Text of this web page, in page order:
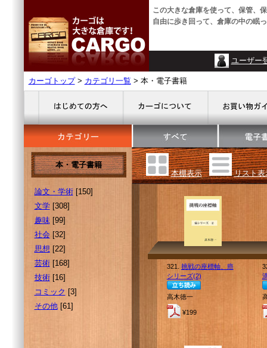
この大きな倉庫を使って、保管、
自由に歩き回って、倉庫の中の眠
ユーザー
カーゴトップ> カテゴリ一覧 > 本・電子書籍
本・電子書籍
論文・学術[150]
文学[308]
趣味[99]
社会[32]
思想 [22]
芸術[168]
技術[16]
コミック [3]
その他[61]
本棚表示 リスト表
321. 挑戦の座標軸、癌
シリーズ(2)
高木徳一
¥199